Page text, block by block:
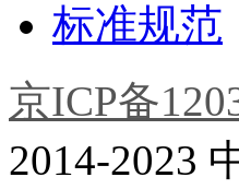
标准规范
京ICP备
2014-2023